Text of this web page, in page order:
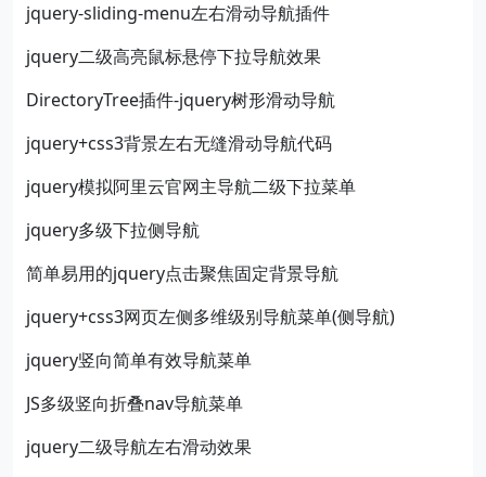
jquery-sliding-menu左右滑动导航插件
jquery二级高亮鼠标悬停下拉导航效果
DirectoryTree插件-jquery树形滑动导航
jquery+css3背景左右无缝滑动导航代码
jquery模拟阿里云官网主导航二级下拉菜单
jquery多级下拉侧导航
简单易用的jquery点击聚焦固定背景导航
jquery+css3网页左侧多维级别导航菜单(侧导航)
jquery竖向简单有效导航菜单
JS多级竖向折叠nav导航菜单
jquery二级导航左右滑动效果